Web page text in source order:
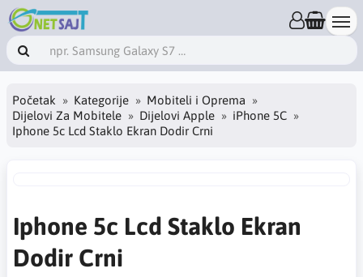
Početak Kategorije
Mobiteli i Oprema
Dijelovi Za Mobitele
Dijelovi Apple
iPhone 5C
Iphone 5c Lcd Staklo Ekran Dodir Crni
Iphone 5c Lcd Staklo Ekran
Dodir Crni